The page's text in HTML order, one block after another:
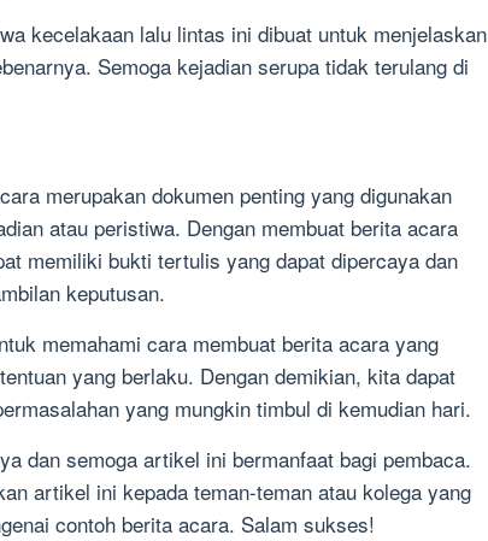
kecelakaan lalu lintas ini dibuat untuk menjelaskan
Semoga kejadian serupa tidak terulang di
merupakan dokumen penting yang digunakan
atau peristiwa. Dengan membuat berita acara
memiliki bukti tertulis yang dapat dipercaya dan
keputusan.
memahami cara membuat berita acara yang
yang berlaku. Dengan demikian, kita dapat
yang mungkin timbul di kemudian hari.
dan semoga artikel ini bermanfaat bagi pembaca.
artikel ini kepada teman-teman atau kolega yang
contoh berita acara. Salam sukses!